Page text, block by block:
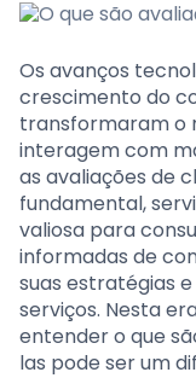
Os avanços
crescimento do
transformaram o
interagem com
as avaliações de
fundamental,
valiosa para
informadas de
suas estratégias
serviços. Nesta
entender o que
las pode ser um